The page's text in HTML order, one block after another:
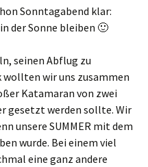
Sonntagabend klar:
der Sonne bleiben 🙂
seinen Abflug zu
wollten wir uns zusammen
Katamaran von zwei
gesetzt werden sollte. Wir
unsere SUMMER mit dem
wurde. Bei einem viel
eine ganz andere